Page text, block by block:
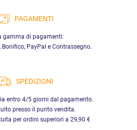
PAGAMENTI
gamma di pagamenti:
Bonifico, PayPal e Contrassegno.
SPEDIZIONI
entro 4/5 giorni dal pagamento.
presso il punto vendita.
per ordini superiori a 29,90 €